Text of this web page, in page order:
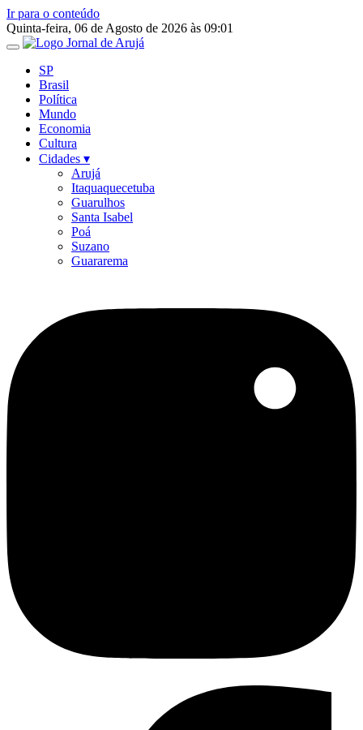
Ir para o conteúdo
Quinta-feira, 06 de Agosto de 2026 às 09:01
SP
Brasil
Política
Mundo
Economia
Cultura
Cidades ▾
Arujá
Itaquaquecetuba
Guarulhos
Santa Isabel
Poá
Suzano
Guararema